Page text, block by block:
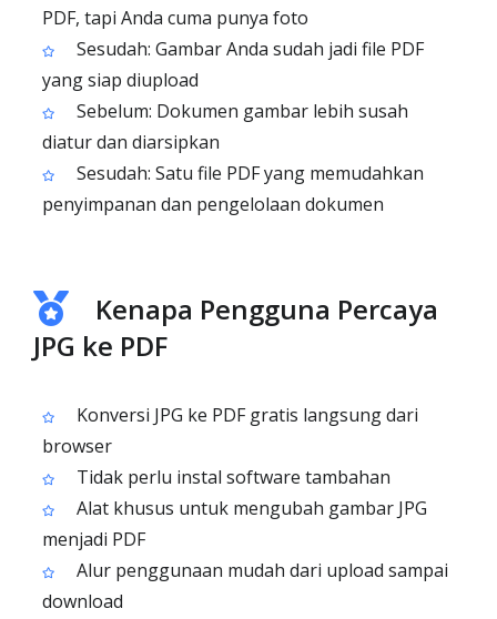
PDF, tapi Anda cuma punya foto
Sesudah: Gambar Anda sudah jadi file PDF
yang siap diupload
Sebelum: Dokumen gambar lebih susah
diatur dan diarsipkan
Sesudah: Satu file PDF yang memudahkan
penyimpanan dan pengelolaan dokumen
Kenapa Pengguna Percaya
JPG ke PDF
Konversi JPG ke PDF gratis langsung dari
browser
Tidak perlu instal software tambahan
Alat khusus untuk mengubah gambar JPG
menjadi PDF
Alur penggunaan mudah dari upload sampai
download